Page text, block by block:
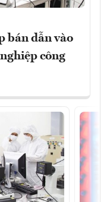
bán dẫn vào
công